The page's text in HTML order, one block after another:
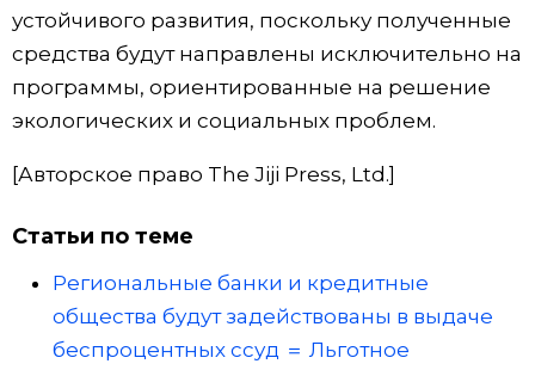
От редакции
устойчивого развития, поскольку полученные
средства будут направлены исключительно на
программы, ориентированные на решение
экологических и социальных проблем.
[Авторское право The Jiji Press, Ltd.]
Статьи по теме
Региональные банки и кредитные
общества будут задействованы в выдаче
беспроцентных ссуд ＝ Льготное